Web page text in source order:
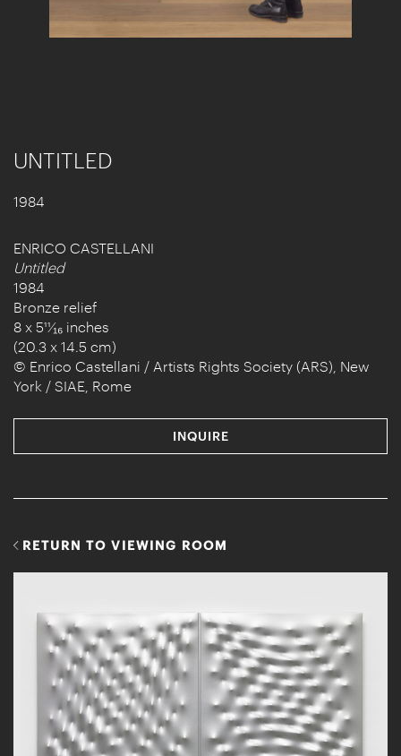
UNTITLED
1984
ENRICO CASTELLANI
Untitled
1984
Bronze relief
8 x 5¹¹⁄₁₆ inches
(20.3 x 14.5 cm)
© Enrico Castellani / Artists Rights Society (ARS), New
York / SIAE, Rome
INQUIRE
RETURN TO VIEWING ROOM